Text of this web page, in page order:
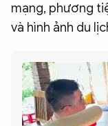
mạng, phương
và hình ảnh du